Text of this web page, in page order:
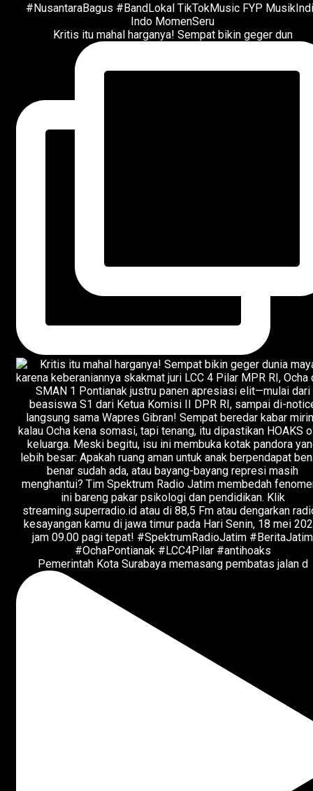
Kritis itu mahal harganya! Sempat bikin geger dun
Pemerintah Kota Surabaya memasang pembatas jalan d